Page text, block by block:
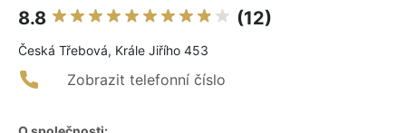
8.8 (12)
Česká Třebová, Krále Jiřího 453
Zobrazit telefonní číslo